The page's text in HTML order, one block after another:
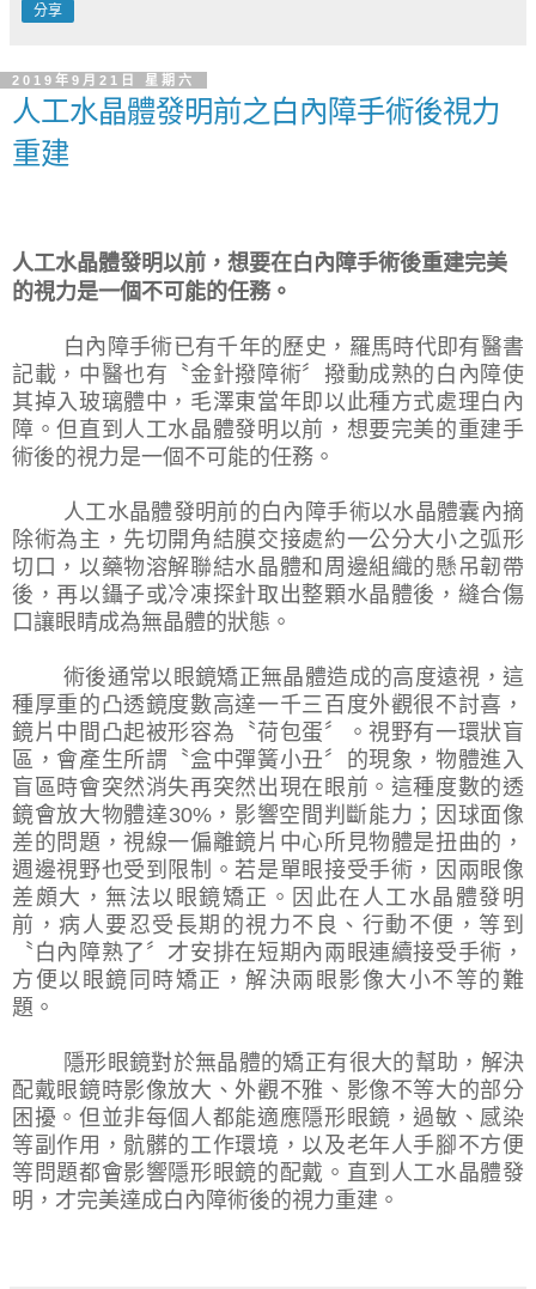
分享
2019年9月21日 星期六
人工水晶體發明前之白內障手術後視力
重建
人工水晶體發明以前，想要在白內障手術後重建完美
的視力是一個不可能的任務。
白內障手術已有千年的歷史，羅馬時代即有醫書
記載，中醫也有〝金針撥障術〞撥動成熟的白內障使
其掉入玻璃體中，毛澤東當年即以此種方式處理白內
障。但直到人工水晶體發明以前，想要完美的重建手
術後的視力是一個不可能的任務。
人工水晶體發明前的白內障手術以水晶體囊內摘
除術為主，先切開角結膜交接處約一公分大小之弧形
切口，以藥物溶解聯結水晶體和周邊組織的懸吊韌帶
後，再以鑷子或冷凍探針取出整顆水晶體後，縫合傷
口讓眼睛成為無晶體的狀態。
術後通常以眼鏡矯正無晶體造成的高度遠視，這
種厚重的凸透鏡度數高達一千三百度外觀很不討喜，
鏡片中間凸起被形容為〝荷包蛋〞。視野有一環狀盲
區，會產生所謂〝盒中彈簧小丑〞的現象，物體進入
盲區時會突然消失再突然出現在眼前。這種度數的透
鏡會放大物體達30%，影響空間判斷能力；因球面像
差的問題，視線一偏離鏡片中心所見物體是扭曲的，
週邊視野也受到限制。若是單眼接受手術，因兩眼像
差頗大，無法以眼鏡矯正。因此在人工水晶體發明
前，病人要忍受長期的視力不良、行動不便，等到
〝白內障熟了〞才安排在短期內兩眼連續接受手術，
方便以眼鏡同時矯正，解決兩眼影像大小不等的難
題。
隱形眼鏡對於無晶體的矯正有很大的幫助，解決
配戴眼鏡時影像放大、外觀不雅、影像不等大的部分
困擾。但並非每個人都能適應隱形眼鏡，過敏、感染
等副作用，骯髒的工作環境，以及老年人手腳不方便
等問題都會影響隱形眼鏡的配戴。直到人工水晶體發
明，才完美達成白內障術後的視力重建。